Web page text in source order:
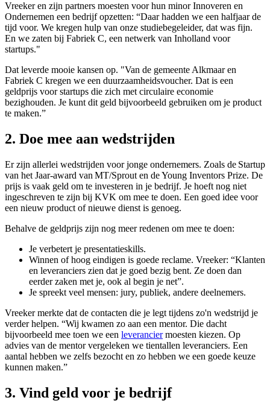
Vreeker en zijn partners moesten voor hun minor Innoveren en
Ondernemen een bedrijf opzetten: “Daar hadden we een halfjaar de
tijd voor. We kregen hulp van onze studiebegeleider, dat was fijn.
En we zaten bij Fabriek C, een netwerk van Inholland voor
startups."
Dat leverde mooie kansen op. "Van de gemeente Alkmaar en
Fabriek C kregen we een duurzaamheidsvoucher. Dat is een
geldprijs voor startups die zich met circulaire economie
bezighouden. Je kunt dit geld bijvoorbeeld gebruiken om je product
te maken.”
2. Doe mee aan wedstrijden
Er zijn allerlei wedstrijden voor jonge ondernemers. Zoals de Startup
van het Jaar-award van MT/Sprout en de Young Inventors Prize. De
prijs is vaak geld om te investeren in je bedrijf. Je hoeft nog niet
ingeschreven te zijn bij KVK om mee te doen. Een goed idee voor
een nieuw product of nieuwe dienst is genoeg.
Behalve de geldprijs zijn nog meer redenen om mee te doen:
Je verbetert je presentatieskills.
Winnen of hoog eindigen is goede reclame. Vreeker: “Klanten
en leveranciers zien dat je goed bezig bent. Ze doen dan
eerder zaken met je, ook al begin je net”.
Je spreekt veel mensen: jury, publiek, andere deelnemers.
Vreeker merkte dat de contacten die je legt tijdens zo'n wedstrijd je
verder helpen. “Wij kwamen zo aan een mentor. Die dacht
bijvoorbeeld mee toen we een leveranciermoesten kiezen. Op
advies van de mentor vergeleken we tientallen leveranciers. Een
aantal hebben we zelfs bezocht en zo hebben we een goede keuze
kunnen maken.”
3. Vind geld voor je bedrijf